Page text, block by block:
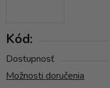
Kód:
Dostupnosť
Možnosti doručenia